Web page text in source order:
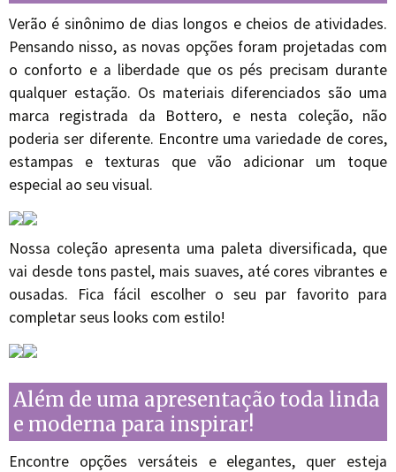
Verão é sinônimo de dias longos e cheios de atividades.
Pensando nisso, as novas opções foram projetadas com
o conforto e a liberdade que os pés precisam durante
qualquer estação. Os materiais diferenciados são uma
marca registrada da Bottero, e nesta coleção, não
poderia ser diferente. Encontre uma variedade de cores,
estampas e texturas que vão adicionar um toque
especial ao seu visual.
Nossa coleção apresenta uma paleta diversificada, que
vai desde tons pastel, mais suaves, até cores vibrantes e
ousadas. Fica fácil escolher o seu par favorito para
completar seus looks com estilo!
Além de uma apresentação toda linda
e moderna para inspirar!
Encontre opções versáteis e elegantes, quer esteja